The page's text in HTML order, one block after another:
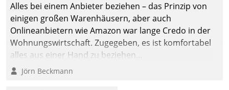
Alles bei einem Anbieter beziehen – das Prinzip von
einigen großen Warenhäusern, aber auch
Onlineanbietern wie Amazon war lange Credo in der
Wohnungswirtschaft. Zugegeben, es ist komfortabel
alles aus einer Hand zu beziehen...
Jörn Beckmann